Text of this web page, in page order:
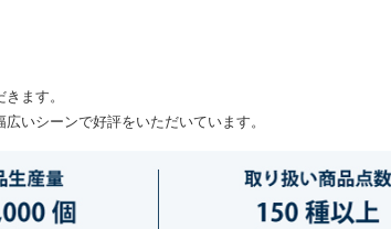
ます。
いシーンで好評をいただいています。